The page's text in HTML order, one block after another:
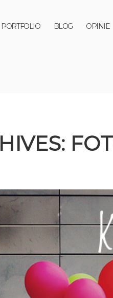
PORTFOLIO BLOG OPINIE